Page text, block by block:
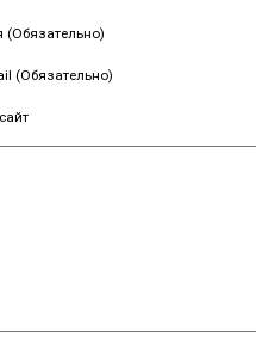
(Обязательно)
(Обязательно)